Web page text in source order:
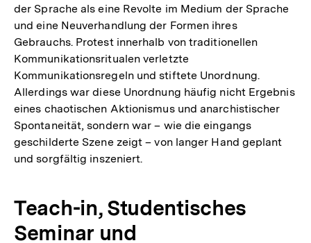
der Sprache als eine Revolte im Medium der Sprache
und eine Neuverhandlung der Formen ihres
Gebrauchs. Protest innerhalb von traditionellen
Kommunikationsritualen verletzte
Kommunikationsregeln und stiftete Unordnung.
Allerdings war diese Unordnung häufig nicht Ergebnis
eines chaotischen Aktionismus und anarchistischer
Spontaneität, sondern war – wie die eingangs
geschilderte Szene zeigt – von langer Hand geplant
und sorgfältig inszeniert.
Teach-in, Studentisches
Seminar und